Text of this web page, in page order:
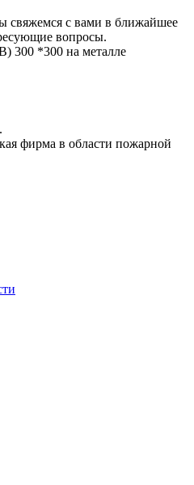
свяжемся с вами в ближайшее
вопросы.
фирма в области пожарной